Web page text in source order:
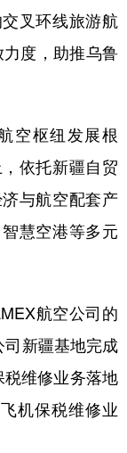
叉环线旅游航
度，助推乌鲁
空枢纽发展根
依托新疆自贸
与航空配套产
慧空港等多元
航空公司的
新疆基地完成
维修业务落地
机保税维修业